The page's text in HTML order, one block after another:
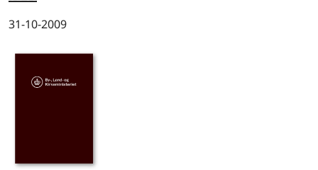
31-10-2009